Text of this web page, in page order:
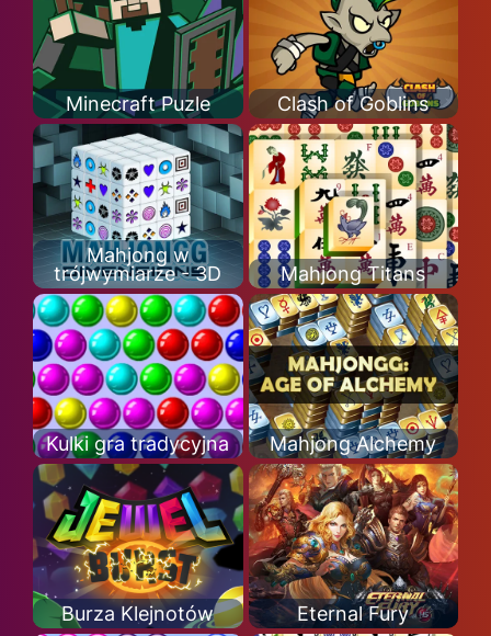
Minecraft Puzle Clash of Goblins
Mahjong w
trójwymiarze - 3D
Mahjong Titans
Kulki gra tradycyjna Mahjong Alchemy
Burza Klejnotów Eternal Fury